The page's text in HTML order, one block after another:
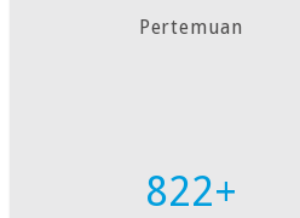
Pertemuan
822+